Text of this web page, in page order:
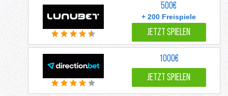
500€
+ 200 Freispiele
JETZT SPIELEN
1000€
JETZT SPIELEN